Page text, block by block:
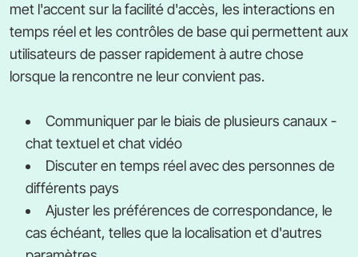
met l'accent sur la facilité d'accès, les interactions en
temps réel et les contrôles de base qui permettent aux
utilisateurs de passer rapidement à autre chose
lorsque la rencontre ne leur convient pas.
Communiquer par le biais de plusieurs canaux -
chat textuel et chat vidéo
Discuter en temps réel avec des personnes de
différents pays
Ajuster les préférences de correspondance, le
cas échéant, telles que la localisation et d'autres